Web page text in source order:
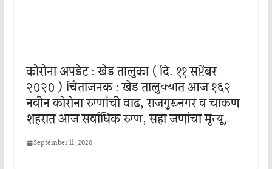
कोरोना अपडेट : खेड तालुका ( दि. ११ सप्टेंबर
२०२० ) चिंताजनक : खेड तालुक्यात आज १६२
नवीन कोरोना रुग्णांची वाढ, राजगुरूनगर व चाकण
शहरात आज सर्वाधिक रुग्ण, सहा जणांचा मृत्यू,
September 11, 2020